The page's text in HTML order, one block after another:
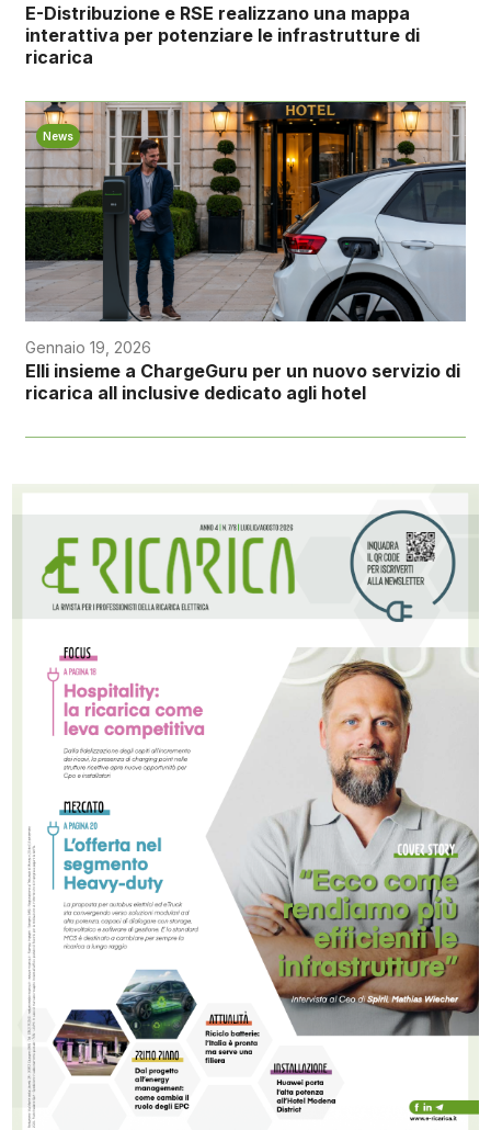
E-Distribuzione e RSE realizzano una mappa
interattiva per potenziare le infrastrutture di
ricarica
News
Gennaio 19, 2026
Elli insieme a ChargeGuru per un nuovo servizio di
ricarica all inclusive dedicato agli hotel